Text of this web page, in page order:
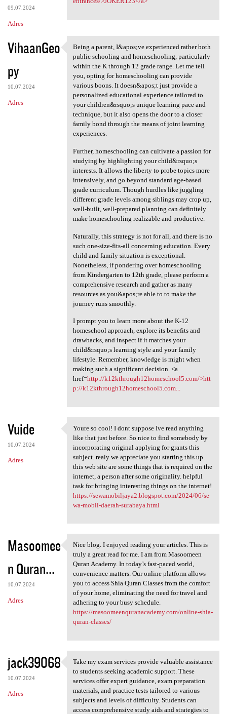
09.07.2024
Adres
VihaanGeo
py
10.07.2024
Adres
Being a parent, I&apos;ve
Being a parent, I&apos;ve experienced rather both
public schooling and homeschooling, particularly
within the K through 12 grade range. Let me tell
you, opting for homeschooling can provide
various boons. It doesn&apos;t just provide a
personalized educational experience tailored to
your children&rsquo;s unique learning pace and
technique, but it also opens the door to a closer
family bond through the means of joint learning
experiences.
Further, homeschooling can cultivate a passion for
studying by highlighting your child&rsquo;s
interests. It allows the liberty to probe topics more
intensively, and go beyond standard age-based
grade curriculum. Though hurdles like juggling
different grade levels among siblings may crop up,
well-built, well-prepared planning can definitely
make homeschooling realizable and productive.
Naturally, this strategy is not for all, and there is no
such one-size-fits-all concerning education. Every
child and family situation is exceptional.
Nonetheless, if pondering over homeschooling
from Kindergarten to 12th grade, please perform a
comprehensive research and gather as many
resources as you&apos;re able to to make the
journey runs smoothly.
I prompt you to learn more about the K-12
homeschool approach, explore its benefits and
drawbacks, and inspect if it matches your
child&rsquo;s learning style and your family
lifestyle. Remember, knowledge is might when
making such a significant decision. <a
href=http://k12kthrough12homeschool5.com/>htt
p://k12kthrough12homeschool5.com...
Vuide
10.07.2024
Adres
Youre so cool! I dont suppose
Youre so cool! I dont suppose Ive read anything
like that just before. So nice to find somebody by
incorporating original applying for grants this
subject. realy we appreciate you starting this up.
this web site are some things that is required on the
internet, a person after some originality. helpful
task for bringing interesting things on the internet!
https://sewamobiljaya2.blogspot.com/2024/06/se
wa-mobil-daerah-surabaya.html
Masoomee
n Quran...
10.07.2024
Adres
Nice blog. I enjoyed reading
Nice blog. I enjoyed reading your articles. This is
truly a great read for me. I am from Masoomeen
Quran Academy. In today’s fast-paced world,
convenience matters. Our online platform allows
you to access Shia Quran Classes from the comfort
of your home, eliminating the need for travel and
adhering to your busy schedule.
https://masoomeenquranacademy.com/online-shia-
quran-classes/
jack39068
10.07.2024
Adres
Take my exam services provide
Take my exam services provide valuable assistance
to students seeking academic support. These
services offer expert guidance, exam preparation
materials, and practice tests tailored to various
subjects and levels of difficulty. Students can
access comprehensive study aids and strategies to